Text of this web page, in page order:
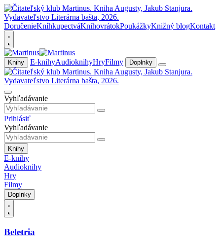
DoručenieKníhkupectváKnihovrátokPoukážkyKnižný blogKontakt
Knihy E-knihyAudioknihyHryFilmy Doplnky
Vyhľadávanie
Prihlásiť
Vyhľadávanie
Knihy
E-knihy
Audioknihy
Hry
Filmy
Doplnky
Beletria